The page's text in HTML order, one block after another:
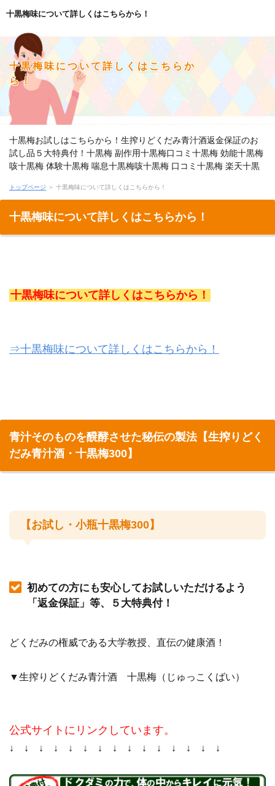
十黒梅味について詳しくはこちらから！
十黒梅味について詳しくはこちらか
ら！
十黒梅お試しはこちらから！生搾りどくだみ青汁酒返金保証のお
試し品５大特典付！十黒梅 副作用十黒梅口コミ十黒梅 効能十黒梅
咳十黒梅 体験十黒梅 喘息十黒梅咳十黒梅 口コミ十黒梅 楽天十黒
トップページ ＞ 十黒梅味について詳しくはこちらから！
十黒梅味について詳しくはこちらから！
十黒梅味について詳しくはこちらから！
⇒十黒梅味について詳しくはこちらから！
青汁そのものを醗酵させた秘伝の製法【生搾りどく
だみ青汁酒・十黒梅300】
【お試し・小瓶十黒梅300】
初めての方にも安心してお試しいただけるよう
「返金保証」等、５大特典付！
どくだみの権威である大学教授、直伝の健康酒！
▼生搾りどくだみ青汁酒 十黒梅（じゅっこくばい）
公式サイトにリンクしています。
↓ ↓ ↓ ↓ ↓ ↓ ↓ ↓ ↓ ↓ ↓ ↓ ↓ ↓ ↓